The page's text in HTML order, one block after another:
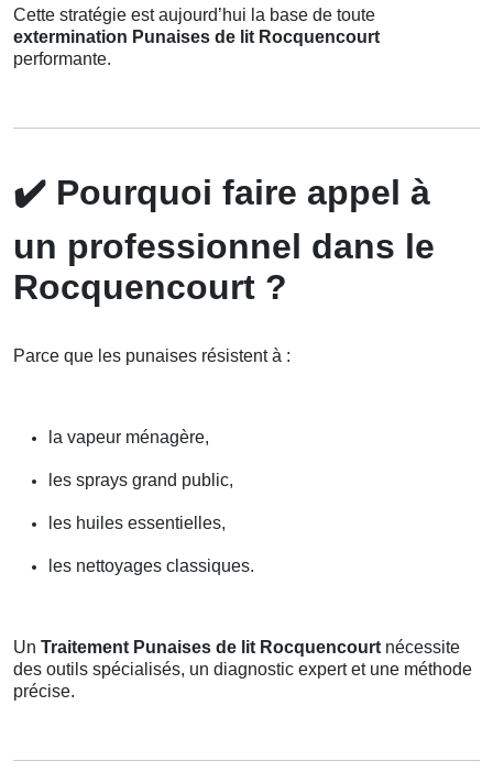
Cette stratégie est aujourd’hui la base de toute
extermination Punaises de lit Rocquencourt
performante.
✔️ Pourquoi faire appel à
un professionnel dans le
Rocquencourt ?
Parce que les punaises résistent à :
la vapeur ménagère,
les sprays grand public,
les huiles essentielles,
les nettoyages classiques.
Un Traitement Punaises de lit Rocquencourtnécessite
des outils spécialisés, un diagnostic expert et une méthode
précise.